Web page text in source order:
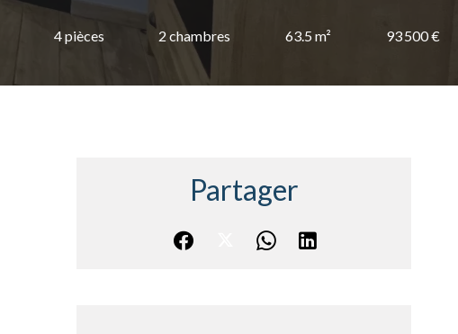
4 pièces 2 chambres 63.5 m² 93 500 €
Partager